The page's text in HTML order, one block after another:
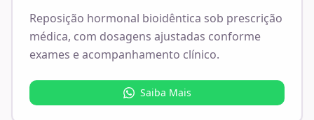
Reposição hormonal bioidêntica sob prescrição
médica, com dosagens ajustadas conforme
exames e acompanhamento clínico.
Saiba Mais